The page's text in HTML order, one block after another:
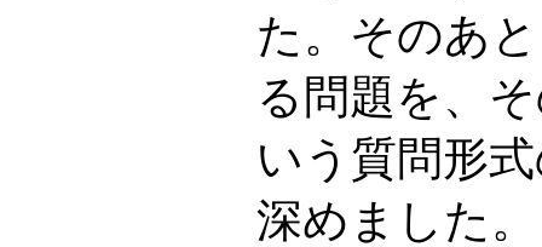
た。そのあ
る問題を、
いう質問形
深めました。